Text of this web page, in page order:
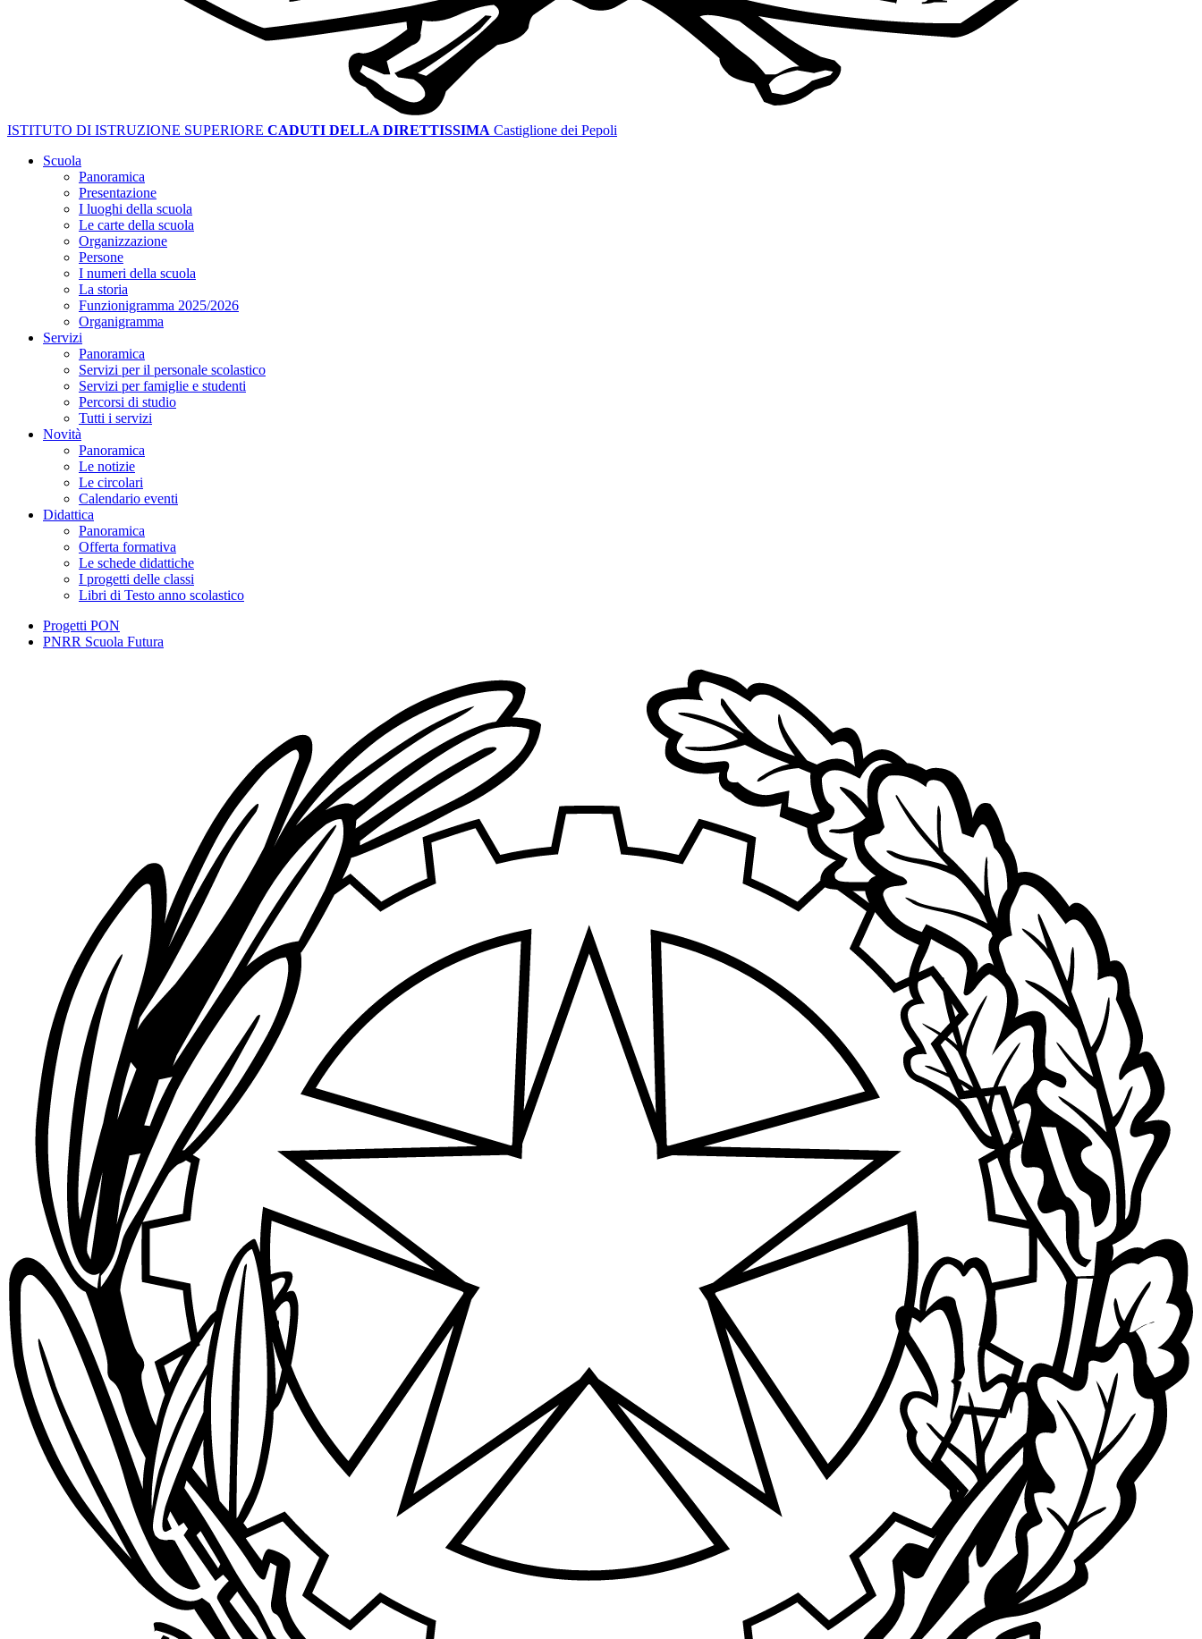
ISTITUTO DI ISTRUZIONE SUPERIORE CADUTI DELLA DIRETTISSIMA Castiglione dei Pepoli
Scuola
Panoramica
Presentazione
I luoghi della scuola
Le carte della scuola
Organizzazione
Persone
I numeri della scuola
La storia
Funzionigramma 2025/2026
Organigramma
Servizi
Panoramica
Servizi per il personale scolastico
Servizi per famiglie e studenti
Percorsi di studio
Tutti i servizi
Novità
Panoramica
Le notizie
Le circolari
Calendario eventi
Didattica
Panoramica
Offerta formativa
Le schede didattiche
I progetti delle classi
Libri di Testo anno scolastico
Progetti PON
PNRR Scuola Futura